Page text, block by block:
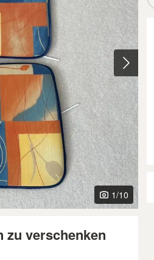
1/10
zu verschenken